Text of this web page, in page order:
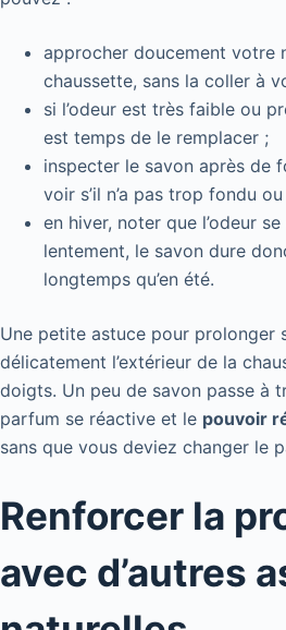
approcher doucement votre
chaussette, sans la coller à
si l’odeur est très faible ou
est temps de le remplacer ;
inspecter le savon après de
voir s’il n’a pas trop fondu
en hiver, noter que l’odeur
lentement, le savon dure
longtemps qu’en été.
Une petite astuce pour prolonger
délicatement l’extérieur de la
doigts. Un peu de savon passe à
parfum se réactive et le pouvoir
sans que vous deviez changer le
Renforcer la
avec d’autres